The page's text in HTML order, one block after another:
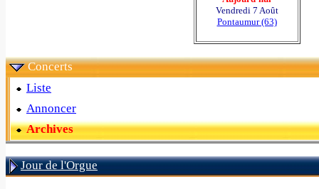
Vendredi 7 Août
Pontaumur (63)
Concerts
Liste
Annoncer
Archives
Jour de l'Orgue